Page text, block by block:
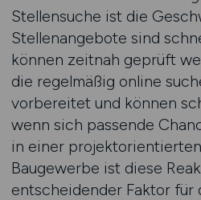
Stellensuche ist die
Stellenangebote sind
können zeitnah geprüft
die regelmäßig online
vorbereitet und können
wenn sich passende
in einer
Baugewerbe ist diese
entscheidender Faktor für